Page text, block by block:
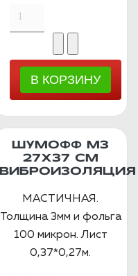
ШУМОФФ М3
27Х37 СМ
ВИБРОИЗОЛЯЦИЯ
МАСТИЧНАЯ.
Толщина 3мм и фольга
100 микрон. Лист
0,37*0,27м.